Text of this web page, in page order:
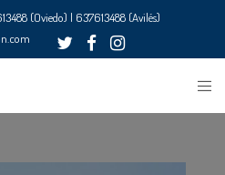
(Oviedo) | 637613488 (Avilés)